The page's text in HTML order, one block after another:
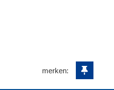
merken: